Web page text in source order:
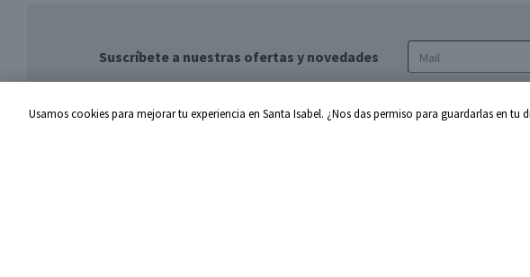
Suscríbete a nuestras ofertas y novedades
de privacidad
Usamos cookies para mejorar tu experiencia en Santa Isabel. ¿Nos das permiso para guardarlas en tu